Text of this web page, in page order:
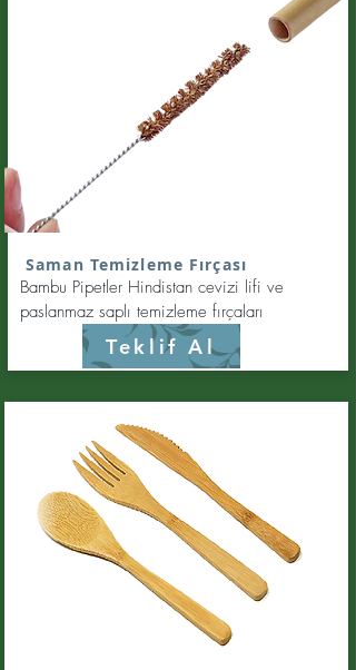
Saman Temizleme Fırçası
Bambu Pipetler Hindistan cevizi lifi ve
paslanmaz saplı temizleme fırçaları
Teklif Al